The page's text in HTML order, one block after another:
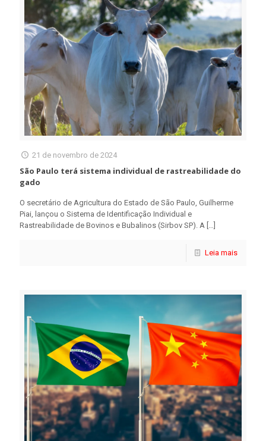
21 de novembro de 2024
São Paulo terá sistema individual de rastreabilidade do
gado
O secretário de Agricultura do Estado de São Paulo, Guilherme
Piai, lançou o Sistema de Identificação Individual e
Rastreabilidade de Bovinos e Bubalinos (Sirbov SP). A […]
Leia mais